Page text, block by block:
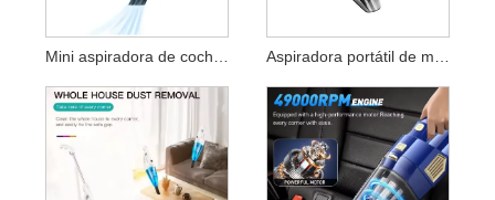
Mini aspiradora de coche inalámbrica recargable Aspiradora portátil de mano para limpieza en seco